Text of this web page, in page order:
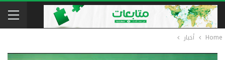
Home أخبار